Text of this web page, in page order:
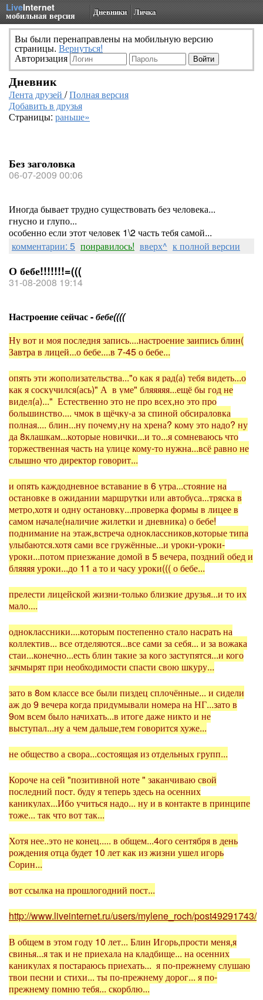
LiveInternet
мобильная версия Дневники Личка
Вы были перенаправлены на мобильную версию
страницы. Вернуться!
Авторизация
Дневник
Лента друзей /Полная версия
Добавить в друзья
Страницы: раньше»
Без заголовка
06-07-2009 00:06
Иногда бывает трудно существовать без человека...
гнусно и глупо...
особенно если этот человек 1\2 часть тебя самой...
комментарии: 5 понравилось! вверх^ к полной версии
О бебе!!!!!!!=(((
31-08-2008 19:14
Настроение сейчас -бебе((((
Ну вот и моя последня запись....настроение заипись блин(
Завтра в лицей...о бебе....в 7-45 о бебе...
опять эти жополизательства..."о как я рад(а) тебя видеть...о
как я соскучился(ась)" А в уме" бляяяяя...ещё бы год не
видел(а)..." Естественно это не про всех,но это про
большинство.... чмок в щёчку-а за спиной обсираловка
полная.... блин...ну почему,ну на хрена? кому это надо? ну
да 8клашкам...которые новички...и то...я сомневаюсь что
торжественная часть на улице кому-то нужна...всё равно не
слышно что директор говорит...
и опять каждодневное вставание в 6 утра...стояние на
остановке в ожидании маршрутки или автобуса...тряска в
метро,хотя и одну остановку...проверка формы в лицее в
самом начале(наличие жилетки и дневника) о бебе!
поднимание на этаж,встреча одноклассников,которые типа
улыбаются.хотя сами все гружённые...и уроки-уроки-
уроки...потом приезжание домой в 5 вечера, поздний обед и
бляяяя уроки...до 11 а то и часу уроки((( о бебе...
прелести лицейской жизни-только близкие друзья...и то их
мало....
одноклассники....которым постепенно стало насрать на
коллектив... все отделяются...все сами за себя... и за вожака
стаи...конечно...есть блин такие за кого заступятся...и кого
зачмырят при необходимости спасти свою шкуру...
зато в 8ом классе все были пиздец сплочённые... и сидели
аж до 9 вечера когда придумывали номера на НГ...зато в
9ом всем было начихать...в итоге даже никто и не
выступал...ну а чем дальше,тем говорится хуже...
не общество а свора...состоящая из отдельных групп...
Короче на сей "позитивной ноте " заканчиваю свой
последний пост. буду я теперь здесь на осенних
каникулах...Ибо учиться надо... ну и в контакте в принципе
тоже... так что вот так...
Хотя нее..это не конец..... в общем...4ого сентября в день
рождения отца будет 10 лет как из жизни ушел игорь
Сорин...
вот ссылка на прошлогодний пост...
http://www.liveinternet.ru/users/mylene_roch/post49291743/
В общем в этом году 10 лет... Блин Игорь,прости меня,я
свинья...я так и не приехала на кладбище... на осенних
каникулах я постараюсь приехать... я по-прежнему слушаю
твои песни и стихи... ты по-прежнему дорог... я по-
прежнему помню тебя... скорблю...